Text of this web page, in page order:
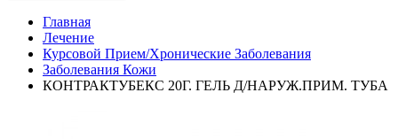
Главная
Лечение
Курсовой Прием/Хронические Заболевания
Заболевания Кожи
КОНТРАКТУБЕКС 20Г. ГЕЛЬ Д/НАРУЖ.ПРИМ. ТУБА